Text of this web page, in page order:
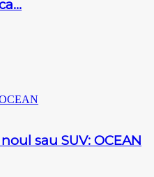
sau SUV: OCEAN